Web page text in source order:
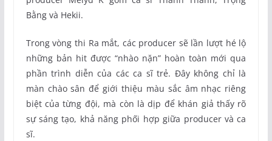
Bằng và Hekii.
Trong vòng thi Ra mắt, các producer sẽ lần lượt hé lộ
những bản hit được “nhào nặn” hoàn toàn mới qua
phần trình diễn của các ca sĩ trẻ. Đây không chỉ là
màn chào sân để giới thiệu màu sắc âm nhạc riêng
biệt của từng đội, mà còn là dịp để khán giả thấy rõ
sự sáng tạo, khả năng phối hợp giữa producer và ca
sĩ.